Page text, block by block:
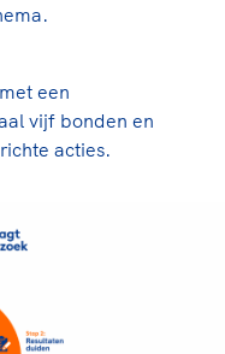
een
vijf bonden en
acties.